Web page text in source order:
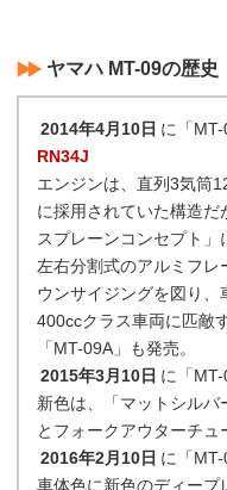
ヤマハ MT-09の歴史
2014年4月10日 に「MT-
RN34J
エンジンは、直列3気筒
に採用されていた構造だ
スプレーンコンセプト」
左右分割式のアルミフ
ウンサイジングを図り
400ccクラス車両に匹敵
「MT-09A」も発売。
2015年3月10日 に「MT-
新色は、「マットシル
とフォークアウターチュ
2016年2月10日 に「MT-
車体色に新色のディー